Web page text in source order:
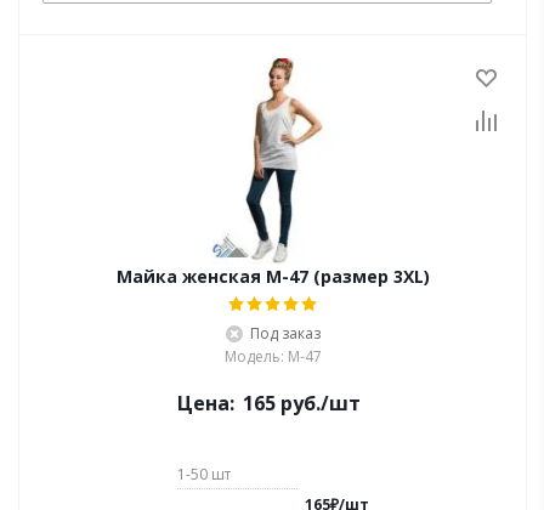
Майка женская M-47 (размер 3XL)
Под заказ
Модель: M-47
Цена: 165 руб./шт
1-50 шт
165₽/шт